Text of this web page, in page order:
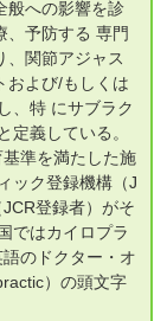
般への影響を診
、予防する 専門
、関節アジャス
および/もしくは
、特 にサブラク
定義している。
準を満たした施
ック登録機構（J
登録者）がそ
ではカイロプラ
のドクター・オ
）の頭文字